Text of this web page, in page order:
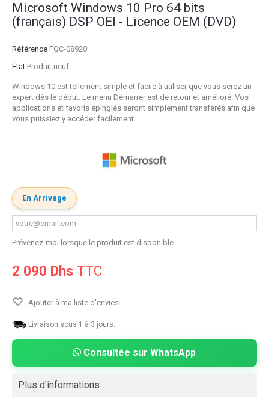
Microsoft Windows 10 Pro 64 bits
(français) DSP OEI - Licence OEM (DVD)
Référence FQC-08920
État Produit neuf
Windows 10 est tellement simple et facile à utiliser que vous serez un
expert dès le début. Le menu Démarrer est de retour et amélioré. Vos
applications et favoris épinglés seront simplement transférés afin que
vous puissiez y accéder facilement.
En Arrivage
Prévenez-moi lorsque le produit est disponible
2 090 Dhs TTC
Ajouter à ma liste d'envies
Livraison sous 1 à 3 jours.
Consultée sur WhatsApp
Plus d'informations